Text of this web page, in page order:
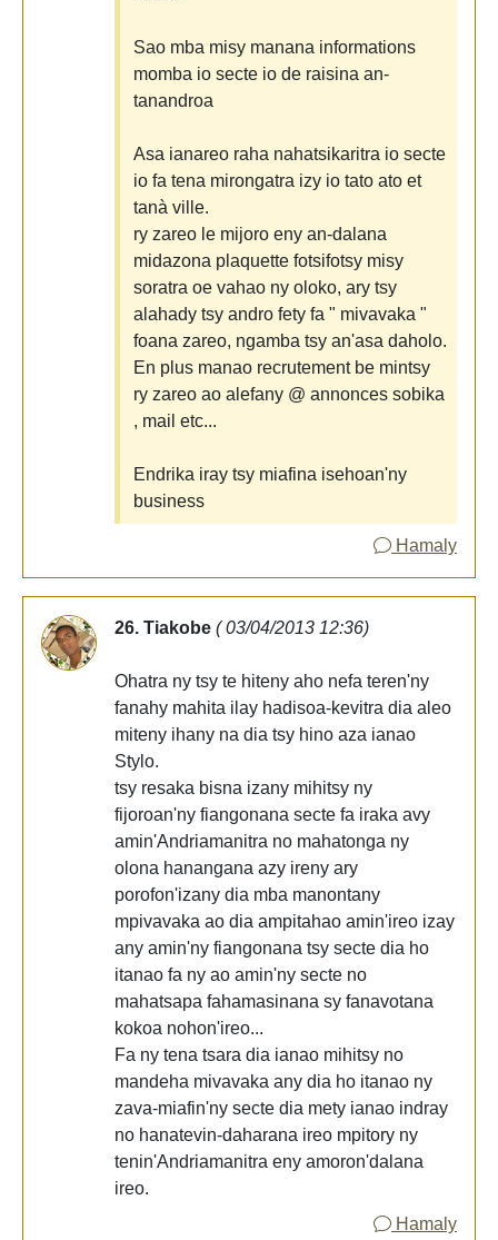
Sao mba misy manana informations
momba io secte io de raisina an-
tanandroa
Asa ianareo raha nahatsikaritra io secte
io fa tena mirongatra izy io tato ato et
tanà ville.
ry zareo le mijoro eny an-dalana
midazona plaquette fotsifotsy misy
soratra oe vahao ny oloko, ary tsy
alahady tsy andro fety fa " mivavaka "
foana zareo, ngamba tsy an'asa daholo.
En plus manao recrutement be mintsy
ry zareo ao alefany @ annonces sobika
, mail etc...
Endrika iray tsy miafina isehoan'ny
business
Hamaly
26. Tiakobe ( 03/04/2013 12:36)
Ohatra ny tsy te hiteny aho nefa teren'ny
fanahy mahita ilay hadisoa-kevitra dia aleo
miteny ihany na dia tsy hino aza ianao
Stylo.
tsy resaka bisna izany mihitsy ny
fijoroan'ny fiangonana secte fa iraka avy
amin'Andriamanitra no mahatonga ny
olona hanangana azy ireny ary
porofon'izany dia mba manontany
mpivavaka ao dia ampitahao amin'ireo izay
any amin'ny fiangonana tsy secte dia ho
itanao fa ny ao amin'ny secte no
mahatsapa fahamasinana sy fanavotana
kokoa nohon'ireo...
Fa ny tena tsara dia ianao mihitsy no
mandeha mivavaka any dia ho itanao ny
zava-miafin'ny secte dia mety ianao indray
no hanatevin-daharana ireo mpitory ny
tenin'Andriamanitra eny amoron'dalana
ireo.
Hamaly